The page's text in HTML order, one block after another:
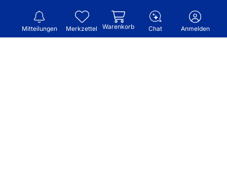
Mitteilungen Merkzettel Warenkorb Chat Anmelden